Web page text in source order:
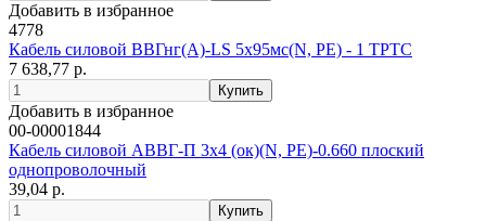
Добавить в избранное
4778
Кабель силовой ВВГнг(А)-LS 5х95мс(N, PE) - 1 ТРТС
7 638,77 р.
Добавить в избранное
00-00001844
Кабель силовой АВВГ-П 3х4 (ок)(N, РЕ)-0.660 плоский
однопроволочный
39,04 р.